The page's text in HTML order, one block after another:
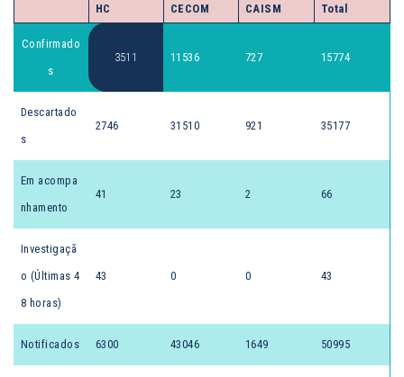
HC CECOM CAISM Total
Confirmado
s
3511 11536 727 15774
Descartado
s
2746 31510 921 35177
Em acompa
nhamento
41 23 2 66
Investigaçã
o (Últimas 4
8 horas)
43 0 0 43
Notificados 6300 43046 1649 50995